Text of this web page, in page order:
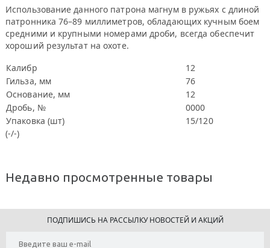
Использование данного патрона магнум в ружьях с длиной
патронника 76–89 миллиметров, обладающих кучным боем
средними и крупными номерами дроби, всегда обеспечит
хороший результат на охоте.
Калибр
12
Гильза, мм
76
Основание, мм
12
Дробь, №
0000
Упаковка (шт)
15/120
(-/-)
Недавно просмотренные товары
ПОДПИШИСЬ НА РАССЫЛКУ НОВОСТЕЙ И АКЦИЙ